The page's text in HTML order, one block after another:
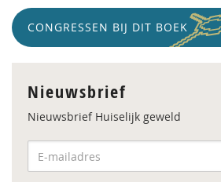
CONGRESSEN BIJ DIT BOEK
Nieuwsbrief
Nieuwsbrief Huiselijk geweld